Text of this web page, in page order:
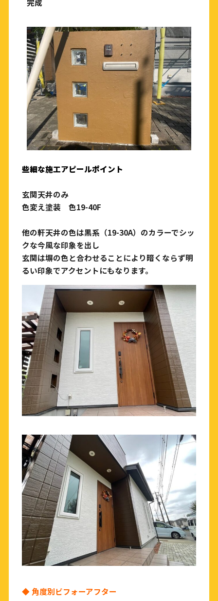
完成
些細な施工アピールポイント
玄関天井のみ
色変え塗装 色19-40F
他の軒天井の色は黒系（19-30A）のカラーでシッ
クな今風な印象を出し
玄関は塀の色と合わせることにより暗くならず明
るい印象でアクセントにもなります。
◆ 角度別ビフォーアフター